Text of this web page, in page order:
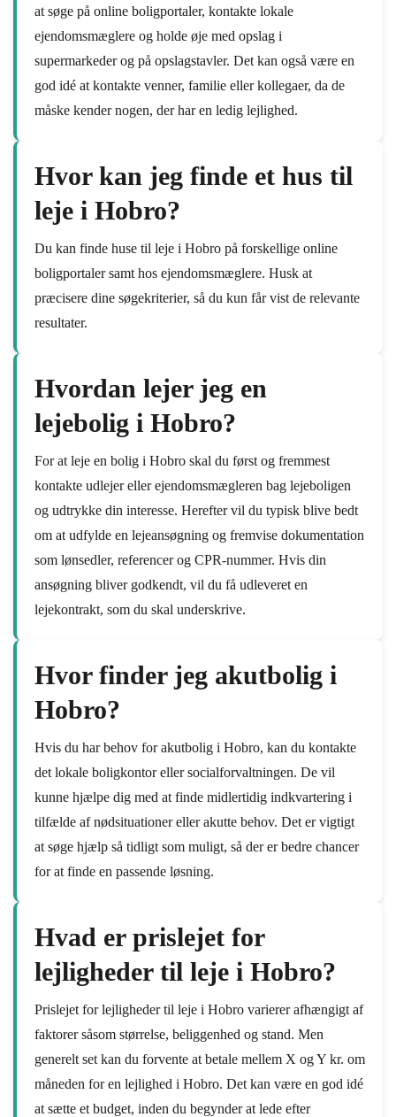
at søge på online boligportaler, kontakte lokale
ejendomsmæglere og holde øje med opslag i
supermarkeder og på opslagstavler. Det kan også være en
god idé at kontakte venner, familie eller kollegaer, da de
måske kender nogen, der har en ledig lejlighed.
Hvor kan jeg finde et hus til
leje i Hobro?
Du kan finde huse til leje i Hobro på forskellige online
boligportaler samt hos ejendomsmæglere. Husk at
præcisere dine søgekriterier, så du kun får vist de relevante
resultater.
Hvordan lejer jeg en
lejebolig i Hobro?
For at leje en bolig i Hobro skal du først og fremmest
kontakte udlejer eller ejendomsmægleren bag lejeboligen
og udtrykke din interesse. Herefter vil du typisk blive bedt
om at udfylde en lejeansøgning og fremvise dokumentation
som lønsedler, referencer og CPR-nummer. Hvis din
ansøgning bliver godkendt, vil du få udleveret en
lejekontrakt, som du skal underskrive.
Hvor finder jeg akutbolig i
Hobro?
Hvis du har behov for akutbolig i Hobro, kan du kontakte
det lokale boligkontor eller socialforvaltningen. De vil
kunne hjælpe dig med at finde midlertidig indkvartering i
tilfælde af nødsituationer eller akutte behov. Det er vigtigt
at søge hjælp så tidligt som muligt, så der er bedre chancer
for at finde en passende løsning.
Hvad er prislejet for
lejligheder til leje i Hobro?
Prislejet for lejligheder til leje i Hobro varierer afhængigt af
faktorer såsom størrelse, beliggenhed og stand. Men
generelt set kan du forvente at betale mellem X og Y kr. om
måneden for en lejlighed i Hobro. Det kan være en god idé
at sætte et budget, inden du begynder at lede efter